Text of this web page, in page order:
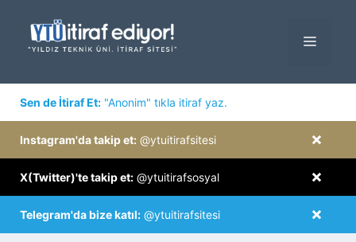
MENÜ
Sen de İtiraf Et: "Anonim" tıkla itiraf yaz.
×
Instagram'da takip et: @ytuitirafsitesi
×
X(Twitter)'te takip et: @ytuitirafsosyal
×
Telegram'da bize katıl: @ytuitirafsitesi